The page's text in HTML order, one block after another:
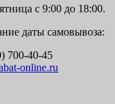
с 9:00 до 18:00.
даты самовывоза:
700-40-45
online.ru